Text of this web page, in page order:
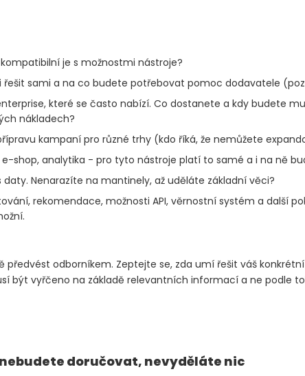
je s možnostmi nástroje?
řešit sami a na co budete potřebovat pomoc dodavatele
které se často nabízí. Co dostanete a kdy budete
nákladech?
kampaní pro různé trhy (kdo říká, že nemůžete
e-shop, analytika - pro tyto nástroje platí to samé a i na ně
Nenarazíte na mantinely, až uděláte základní věci?
rekomendace, možnosti API, věrnostní systém a další
předvést odborníkem. Zeptejte se, zda umí řešit váš
být vyřčeno na základě relevantních informací a ne podle
doručovat, nevyděláte nic